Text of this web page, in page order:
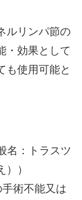
ルリンパ節の
・効果として
も使用可能と
名：トラスツ
）
術不能又は